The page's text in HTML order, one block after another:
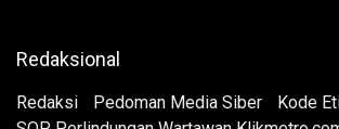
Redaksional
Redaksi Pedoman Media Siber
Kode